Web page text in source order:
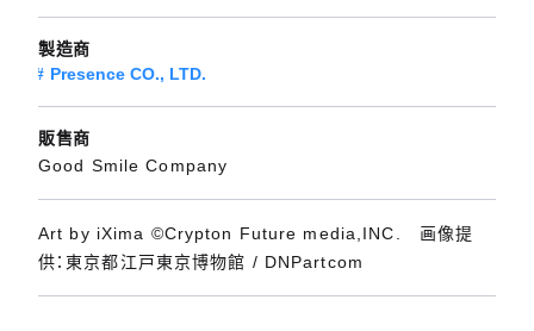
製造商
Presence CO., LTD.
販售商
Good Smile Company
Art by iXima ©Crypton Future media,INC. 画像提
供：東京都江戸東京博物館 / DNPartcom